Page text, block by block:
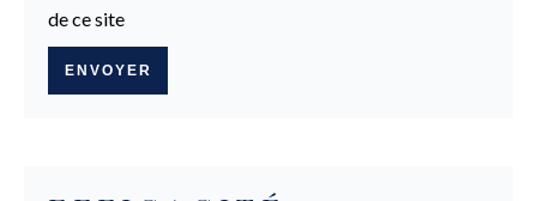
de ce site
ENVOYER